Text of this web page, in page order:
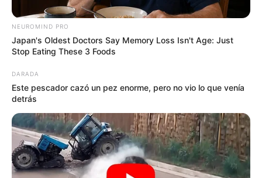
BRICEÑO - ANTIOQUIA
Camioneta en la que huían cabecillas
del Frente 36 en Briceño era robada:
terminó incinerada en los combates
SOLDADO ASESINADO
NEUROMIND PRO
Japan's Oldest Doctors Say Memory Loss Isn't Age: Just
Stop Eating These 3 Foods
DARADA
Este pescador cazó un pez enorme, pero no vio lo que venía
detrás